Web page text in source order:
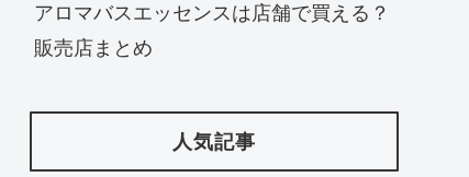
アロマバスエッセンスは店舗で買える？
販売店まとめ
人気記事